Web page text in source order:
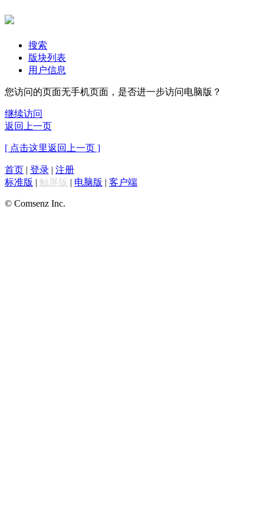
搜索
版块列表
用户信息
您访问的页面无手机页面，是否进一步访问电脑版？
继续访问
返回上一页
[ 点击这里返回上一页 ]
首页 | 登录 | 注册
标准版 | 触屏版 | 电脑版 | 客户端
© Comsenz Inc.